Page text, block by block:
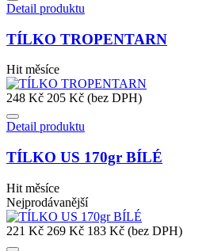
Detail produktu
TÍLKO TROPENTARN
Hit měsíce
248 Kč 205 Kč (bez DPH)
Detail produktu
TÍLKO US 170gr BÍLÉ
Hit měsíce
Nejprodávanější
221 Kč 269 Kč 183 Kč (bez DPH)